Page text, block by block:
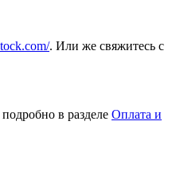
. Или же свяжитесь с
в разделе Оплата и